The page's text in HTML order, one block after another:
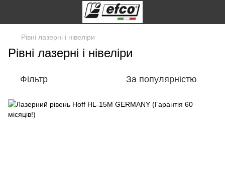
Рівні лазерні і нівеліри
Рівні лазерні і нівеліри
Фільтр За популярністю